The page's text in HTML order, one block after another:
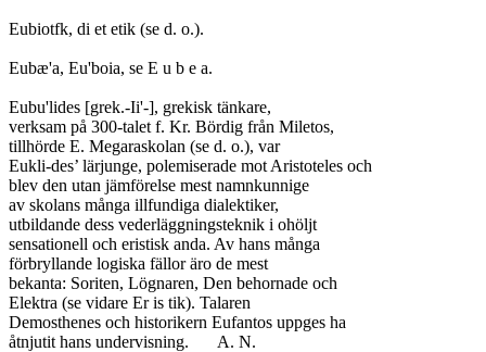
Eubiotfk, di et etik (se d. o.).
Eubæ'a, Eu'boia, se E u b e a.
Eubu'lides [grek.-Ii'-], grekisk tänkare,
verksam på 300-talet f. Kr. Bördig från Miletos,
tillhörde E. Megaraskolan (se d. o.), var
Eukli-des’ lärjunge, polemiserade mot Aristoteles och
blev den utan jämförelse mest namnkunnige
av skolans många illfundiga dialektiker,
utbildande dess vederläggningsteknik i ohöljt
sensationell och eristisk anda. Av hans många
förbryllande logiska fällor äro de mest
bekanta: Soriten, Lögnaren, Den behornade och
Elektra (se vidare Er is tik). Talaren
Demosthenes och historikern Eufantos uppges ha
åtnjutit hans undervisning.	A. N.